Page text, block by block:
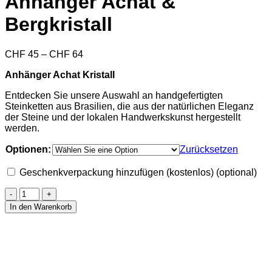
Bergkristall
CHF 45 – CHF 64Preisspanne:
bis
Anhänger Achat Kristall
Entdecken Sie unsere Auswahl an handgefertigten
Steinketten aus Brasilien, die aus der natürlichen Eleganz
der Steine und der lokalen Handwerkskunst hergestellt
werden.
Optionen: Zurücksetzen
Geschenkverpackung hinzufügen (kostenlos) (optional)
Anhänger
Achat
&
In den Warenkorb